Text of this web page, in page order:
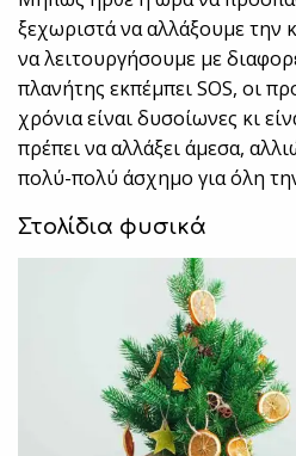
ξεχωριστά να αλλάξουμε την
να λειτουργήσουμε με
πλανήτης εκπέμπει SOS, οι
χρόνια είναι δυσοίωνες κι
πρέπει να αλλάξει άμεσα,
πολύ-πολύ άσχημο για όλη
Στολίδια φυσικά